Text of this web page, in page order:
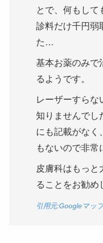
とで、何もして
診料だけ千円弱
た…
基本お薬のみで
るようです。
レーザーすらな
知りませんでし
にも記載がなく
もないので非常
皮膚科はもっと
ることをお勧め
引用元:Googleマッ